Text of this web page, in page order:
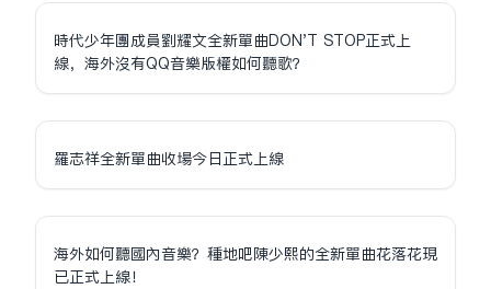
時代少年團成員劉耀文全新單曲DON'T STOP正式上
線，海外沒有QQ音樂版權如何聽歌？
羅志祥全新單曲收場今日正式上線
海外如何聽國內音樂？種地吧陳少熙的全新單曲花落花現
已正式上線！